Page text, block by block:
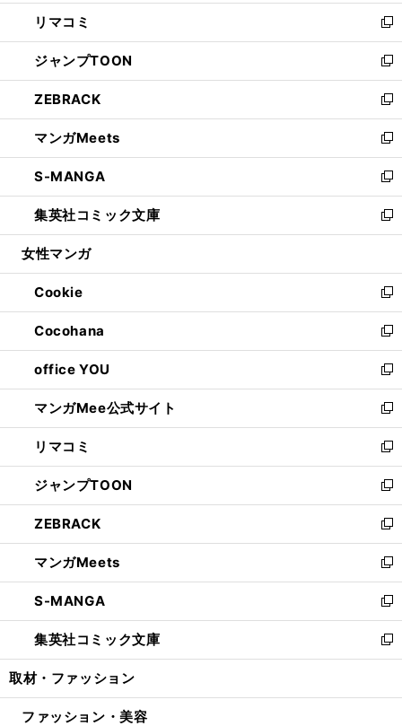
ウ
で
開
く
ン
ド
ウ
で
開
く
ウ
ィ
ン
ド
ウ
で
開
く
し
い
ウ
ィ
ン
ド
ウ
で
開
く
リマコミ
新
し
い
ウ
ィ
ン
ド
ウ
で
開
く
ジャンプTOON
新
し
い
ウ
ィ
ン
ド
ウ
で
開
ZEBRACK
新
し
い
ウ
ィ
ン
ド
ウ
開
く
マンガMeets
新
し
い
ウ
ィ
ン
ウ
で
開
く
S-MANGA
新
し
い
ウ
ン
ド
ウ
で
開
く
集英社コミック文庫
新
し
ウ
ィ
ン
ド
ウ
で
開
く
女性マンガ
Cookie
新
し
い
ウ
ィ
ン
ド
ウ
で
開
く
Cocohana
新
し
い
ウ
ィ
ン
ド
ウ
で
開
く
office YOU
新
し
い
ウ
ィ
ン
ド
ウ
で
開
く
マンガMee公式サイト
新
し
い
ウ
ィ
ン
ド
ウ
で
開
く
リマコミ
新
し
い
ウ
ィ
ン
ド
ウ
で
開
く
ジャンプTOON
新
し
い
ウ
ィ
ン
ド
ウ
で
開
ZEBRACK
新
し
い
ウ
ィ
ン
ド
ウ
開
マンガMeets
新
し
い
ウ
ィ
ン
ウ
S-MANGA
新
し
い
ウ
ン
集英社コミック文庫
新
し
ウ
取材・ファッション
ファッション・美容